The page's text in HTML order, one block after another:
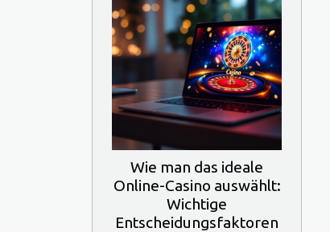
Wie man das ideale
Online-Casino auswählt:
Wichtige
Entscheidungsfaktoren